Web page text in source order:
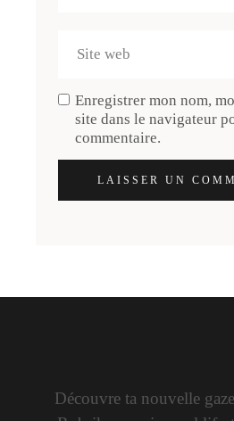
Enregistrer mon nom,
site dans le navigateur
commentaire.
LAISSER UN
Découvre ta nouvelle